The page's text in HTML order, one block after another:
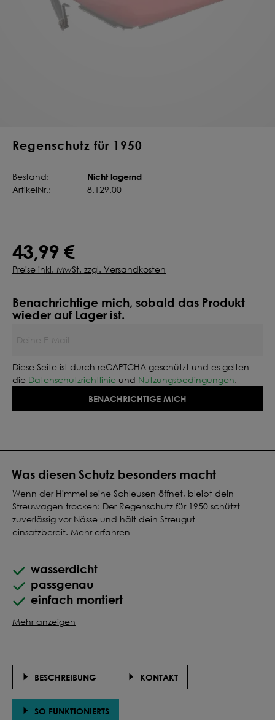
Regenschutz für 1950
Was diesen Schutz besonders macht
Wenn der Himmel seine Schleusen öffnet, bleibt dein
Streuwagen trocken: Der Regenschutz für 1950 schützt
zuverlässig vor Nässe und hält dein Streugut
einsatzbereit. Mehr erfahren
wasserdicht
passgenau
einfach montiert
Mehr anzeigen
43,99 €
Preise inkl. MwSt. zzgl. Versandkosten
Bestand: Nicht lagernd
ArtikelNr.: 8.129.00
Benachrichtige mich, sobald das Produkt
wieder auf Lager ist.
Diese Seite ist durch reCAPTCHA geschützt und es gelten
die Datenschutzrichtlinie und Nutzungsbedingungen.
BENACHRICHTIGE MICH
BESCHREIBUNG KONTAKT
SO FUNKTIONIERTS
Deine Saat-
Mischung